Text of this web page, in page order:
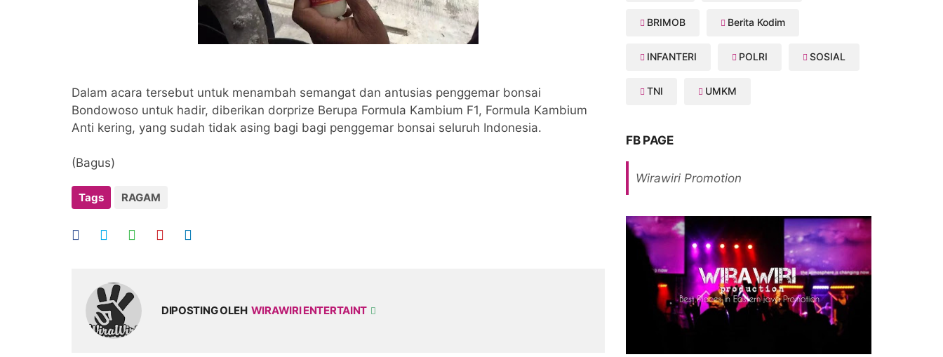
Dalam acara tersebut untuk menambah semangat dan antusias penggemar bonsai
Bondowoso untuk hadir, diberikan dorprize Berupa Formula Kambium F1, Formula Kambium
Anti kering, yang sudah tidak asing bagi bagi penggemar bonsai seluruh Indonesia.
(Bagus)
Tags RAGAM
DIPOSTING OLEH WIRAWIRI ENTERTAINT
BRIMOB Berita Kodim
INFANTERI POLRI SOSIAL
TNI UMKM
FB PAGE
Wirawiri Promotion